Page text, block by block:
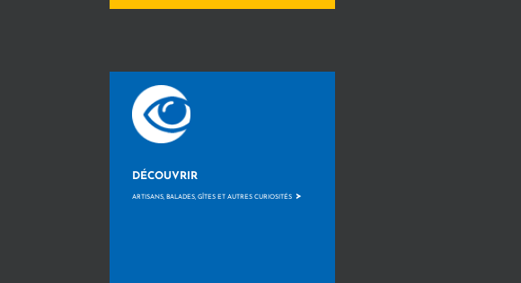
DÉCOUVRIR
ARTISANS, BALADES, GÎTES ET AUTRES CURIOSITÉS >